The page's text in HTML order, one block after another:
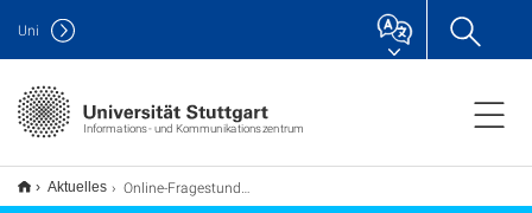
Informations- und Kommunikationszentrum
Uni
Aktuelles Online-Fragestunde OpenCms